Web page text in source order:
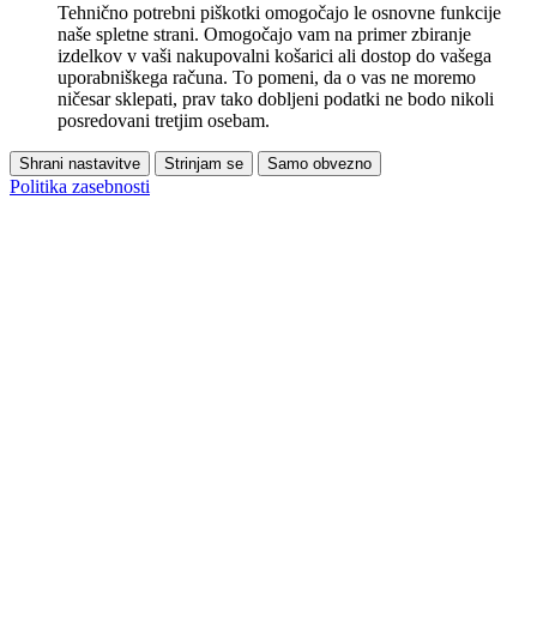
Tehnično potrebni piškotki omogočajo le osnovne funkcije
naše spletne strani. Omogočajo vam na primer zbiranje
izdelkov v vaši nakupovalni košarici ali dostop do vašega
uporabniškega računa. To pomeni, da o vas ne moremo
ničesar sklepati, prav tako dobljeni podatki ne bodo nikoli
posredovani tretjim osebam.
Shrani nastavitve Strinjam se Samo obvezno
Politika zasebnosti